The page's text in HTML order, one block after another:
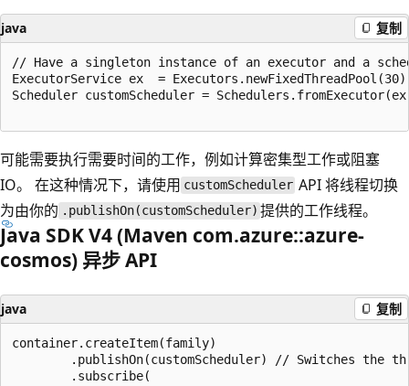
java 复制
// Have a singleton instance of an executor and a
ExecutorService ex  =
Scheduler customScheduler =
可能需要执行需要时间的工作，例如计算密集型工作或阻塞
IO。 在这种情况下，请使用 customScheduler API 将线程切换
为由你的 .publishOn(customScheduler) 提供的工作线程。
Java SDK V4 (Maven com.azure::azure-
cosmos) 异步 API
java 复制
container.createItem(family)
.publishOn(customScheduler) // Switches the
        .subscribe(